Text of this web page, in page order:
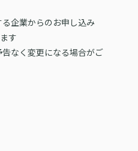
企業からのお申し込み
す
なく変更になる場合がご